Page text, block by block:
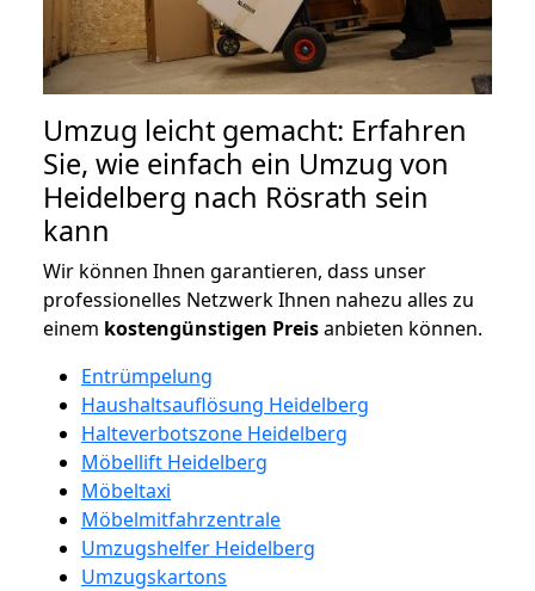
Umzug leicht gemacht: Erfahren
Sie, wie einfach ein Umzug von
Heidelberg nach Rösrath sein
kann
Wir können Ihnen garantieren, dass unser
professionelles Netzwerk Ihnen nahezu alles zu
einem kostengünstigen Preisanbieten können.
Entrümpelung
Haushaltsauflösung Heidelberg
Halteverbotszone Heidelberg
Möbellift Heidelberg
Möbeltaxi
Möbelmitfahrzentrale
Umzugshelfer Heidelberg
Umzugskartons